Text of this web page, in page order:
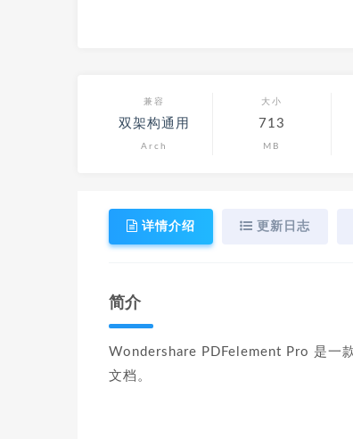
兼容
双架构通用
Arch
大小
713
MB
详情介绍 更新日志
简介
Wondershare PDFelement Pro 是一
文档。